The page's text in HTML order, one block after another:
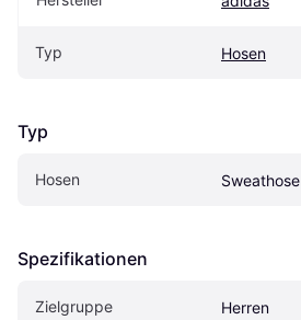
Typ Hosen
Typ
Hosen Sweathose
Spezifikationen
Zielgruppe Herren